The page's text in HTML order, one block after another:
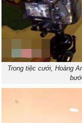
Trong tiệc cưới, Hoàng